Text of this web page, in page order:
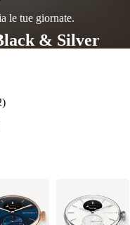
le tue giornate.
& Silver